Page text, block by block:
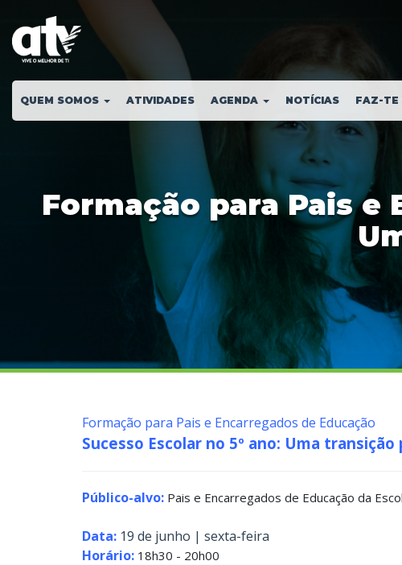
QUEM SOMOS ATIVIDADES AGENDA NOTÍCIAS FAZ-TE
Formação para Pais e
Formação para Pais e Encarregados de Educação
Sucesso Escolar no 5º ano: Uma
Público-alvo: Pais e Encarregados de Educação da
Data: 19 de junho | sexta-feira
Horário: 18h30 - 20h00